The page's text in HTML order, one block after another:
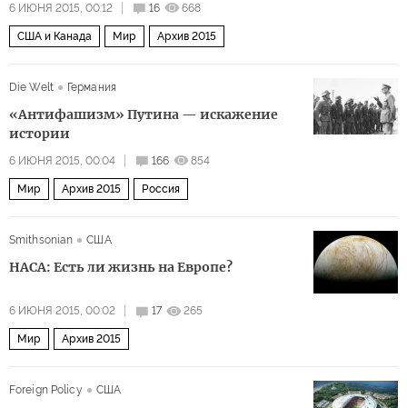
6 ИЮНЯ 2015, 00:12 16 668
США и Канада Мир Архив 2015
Die Welt Германия
«Антифашизм» Путина — искажение
истории
6 ИЮНЯ 2015, 00:04 166 854
Мир Архив 2015 Россия
Smithsonian США
НАСА: Есть ли жизнь на Европе?
6 ИЮНЯ 2015, 00:02 17 265
Мир Архив 2015
Foreign Policy США